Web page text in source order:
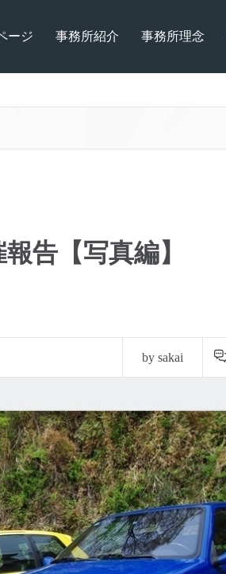
ージ 事務所紹介 事務所理念
告【写真編】
by sakai